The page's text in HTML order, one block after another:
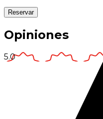
Reservar
Opiniones
5.0